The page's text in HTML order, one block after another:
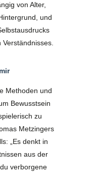
von Alter,
und
Verständnisses.
Methoden und
Bewusstsein
zu
Metzingers
„Es denkt in
aus der
verborgene